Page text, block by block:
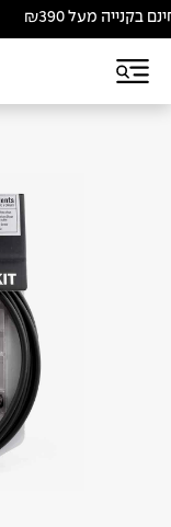
מעל ₪390